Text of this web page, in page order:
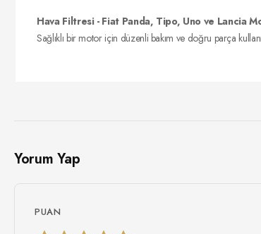
Hava Filtresi - Fiat Panda, Tipo, Uno ve Lancia
Sağlıklı bir motor için düzenli bakım ve doğru parça
Yorum Yap
PUAN